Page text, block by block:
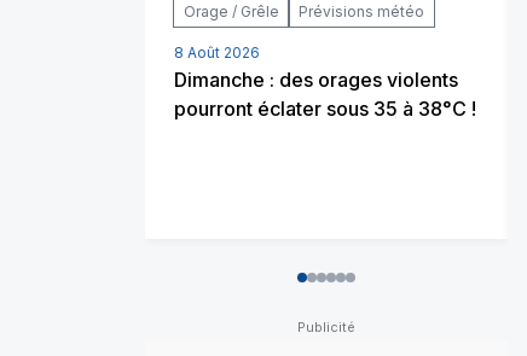
Orage / Grêle Prévisions météo
8 Août 2026
Dimanche : des orages violents
pourront éclater sous 35 à 38°C !
012345